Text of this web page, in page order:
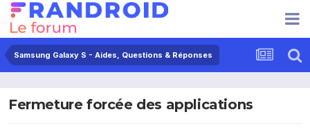
Samsung Galaxy S - Aides, Questions & Réponses
Fermeture forcée des applications